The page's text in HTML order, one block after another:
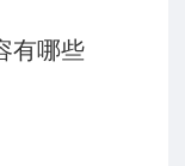
有哪些